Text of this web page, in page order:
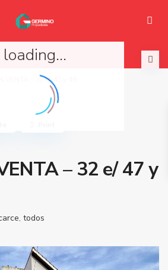
loading...
VENTA – 32 e/ 47 y 49
– 32 e/ 47 y
, todos